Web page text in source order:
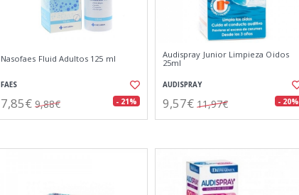
Nasofaes Fluid Adultos 125 ml
FAES
7,85€ 9,88€ - 21%
Audispray Junior Limpieza Oidos
25ml
AUDISPRAY
9,57€ 11,97€ - 20%